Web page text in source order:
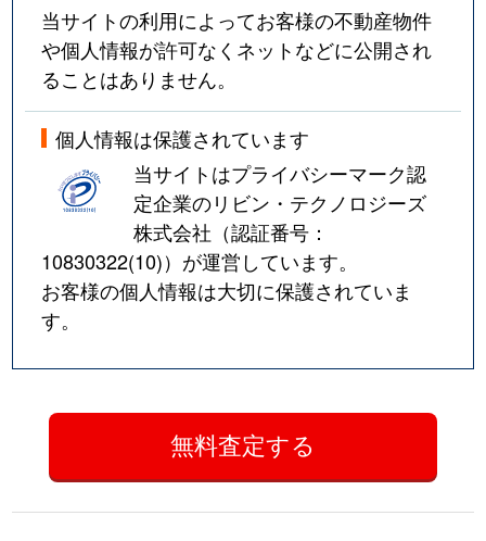
当サイトの利用によってお客様の不動産物件
や個人情報が許可なくネットなどに公開され
ることはありません。
個人情報は保護されています
当サイトはプライバシーマーク認
定企業のリビン・テクノロジーズ
株式会社（認証番号：
10830322(10)）が運営しています。
お客様の個人情報は大切に保護されていま
す。